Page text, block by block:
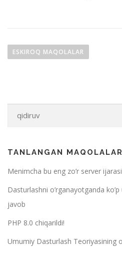
harakatlanish
ESKIROQ MAQOLALAR
Qidirshish:
TANLANGAN MAQOLALAR
Menimcha bu eng zo’r server ijarasi
Dasturlashni o’rganayotganda
javob
PHP 8.0 chiqarildi!
Umumiy Dasturlash Teoriyasining